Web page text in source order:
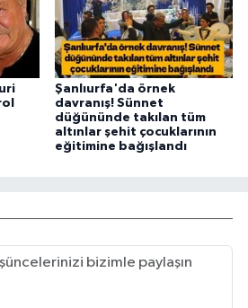
Şanlıurfa'da örnek
davranış! Sünnet
düğününde takılan tüm
altınlar şehit çocuklarının
eğitimine bağışlandı